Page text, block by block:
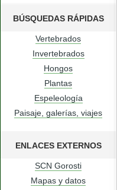
BÚSQUEDAS RÁPIDAS
Vertebrados
Invertebrados
Hongos
Plantas
Espeleología
Paisaje, galerías, viajes
ENLACES EXTERNOS
SCN Gorosti
Mapas y datos